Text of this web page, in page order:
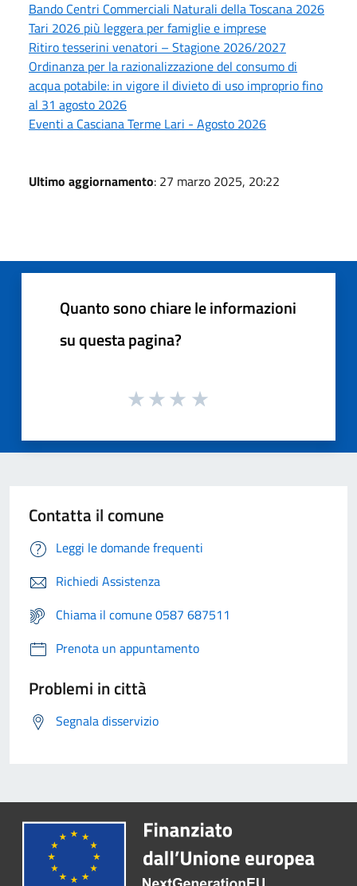
Bando Centri Commerciali Naturali della Toscana 2026
Tari 2026 più leggera per famiglie e imprese
Ritiro tesserini venatori – Stagione 2026/2027
Ordinanza per la razionalizzazione del consumo di
acqua potabile: in vigore il divieto di uso improprio fino
al 31 agosto 2026
Eventi a Casciana Terme Lari - Agosto 2026
Ultimo aggiornamento: 27 marzo 2025, 20:22
Quanto sono chiare le informazioni
su questa pagina?
Contatta il comune
Leggi le domande frequenti
Richiedi Assistenza
Chiama il comune 0587 687511
Prenota un appuntamento
Problemi in città
Segnala disservizio